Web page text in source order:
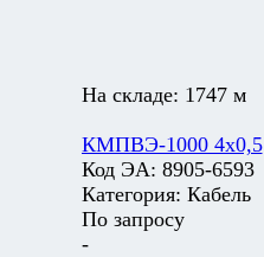
На складе: 1747 м
КМПВЭ-1000 4х0,5
Код ЭА: 8905-6593
Категория: Кабель
По запросу
-